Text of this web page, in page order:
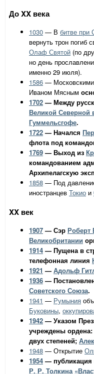
До XX века
1030 — В битве при
вернуть трон погиб
Олаф Святой (по
но день
именно 29 июля).
1586 —
Иваном Мясным
1702 — Между
Великой Северной
Гуммельсгофе.
1722 — Начался
флота под
1769 — Выход из
командованием
Архипелагскую
1858 — Под
иностранцев Токио и
XX век
1907 — Сэр Роберт
Великобритании
1914 — Пущена в
телефонная линия
1921 — Адольф
1936 —
Советского Союза.
1941 — Румыния
Буковины,
1942 — Указом
учреждены ордена:
двух степеней;
1948 — Открытие
1954 — публикация
Р. Р. Толкина